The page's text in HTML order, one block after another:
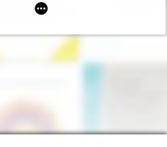
romantycznych Fryderyka